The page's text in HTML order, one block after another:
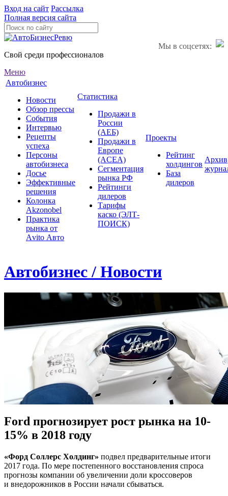
Вход на сайт Рассылка
Полная версия сайта
Мы в соцсетях:
Свой среди профессионалов
Меню
Автобизнес
Новости
Обзор прессы
События
Интервью
Рецепты
успеха
Персоны
автобизнеса
Досье
Эффективные
решения
Колонка
Akzonobel
Практика
рынка от
Аvito Авто
Статистика
Продажи в
России
(АЕБ)
Продажи в
Европе
(ACEA)
Сегментация
рынка РФ
Рейтинги
дилеров
Тарифы
каско (ЭЛТ-
ПОИСК)
Проекты
Рейтинг
холдингов
База
дилеров
Архив
Автобизнес / Новости
Ford прогнозирует рост рынка на 10-
15% в 2018 году
«Форд Соллерс Холдинг» подвел предварительные итоги
2017 года. По мере постепенного восстановления спроса
прогнозы компании об увеличении доли кроссоверов
и внедорожников в России начали сбываться.